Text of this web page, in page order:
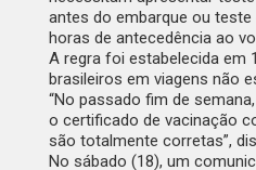
antes do embarque ou
horas de antecedência ao
A regra foi estabelecida em
brasileiros em viagens não
“No passado fim de
o certificado de vacinação
são totalmente corretas”,
No sábado (18), um